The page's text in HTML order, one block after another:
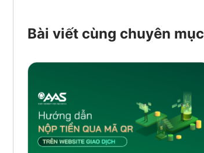
Bài viết cùng chuyên mục